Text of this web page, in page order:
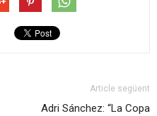
Article següent
Adri Sánchez: “La Copa